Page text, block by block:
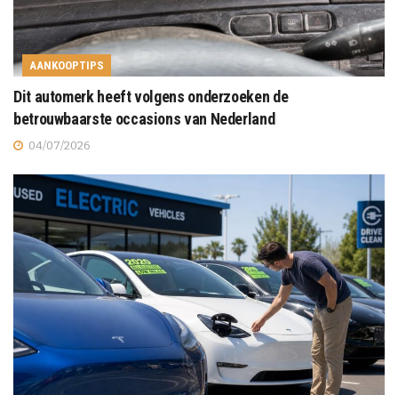
AANKOOPTIPS
Dit automerk heeft volgens onderzoeken de
betrouwbaarste occasions van Nederland
04/07/2026